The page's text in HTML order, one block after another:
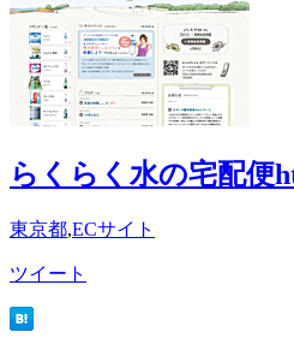
らくらく水の宅配便
東京都,ECサイト
ツイート